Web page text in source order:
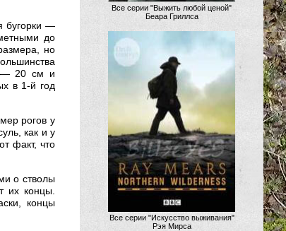
бугорки —
до
но
— 20 см и
в 1-й год
рогов у
как и у
факт, что
о стволы
их концы.
концы
Все серии "Выжить любой ценой"
Беара Гриллса
Все серии "Искусство выживания"
Рэя Мирса